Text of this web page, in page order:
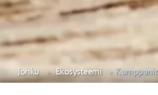
Johku Ekosysteemi